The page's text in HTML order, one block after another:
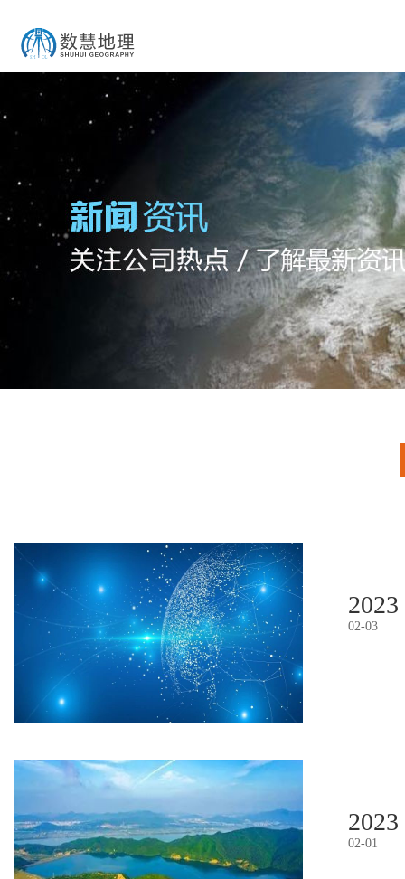
2023
02-03
2023
02-01